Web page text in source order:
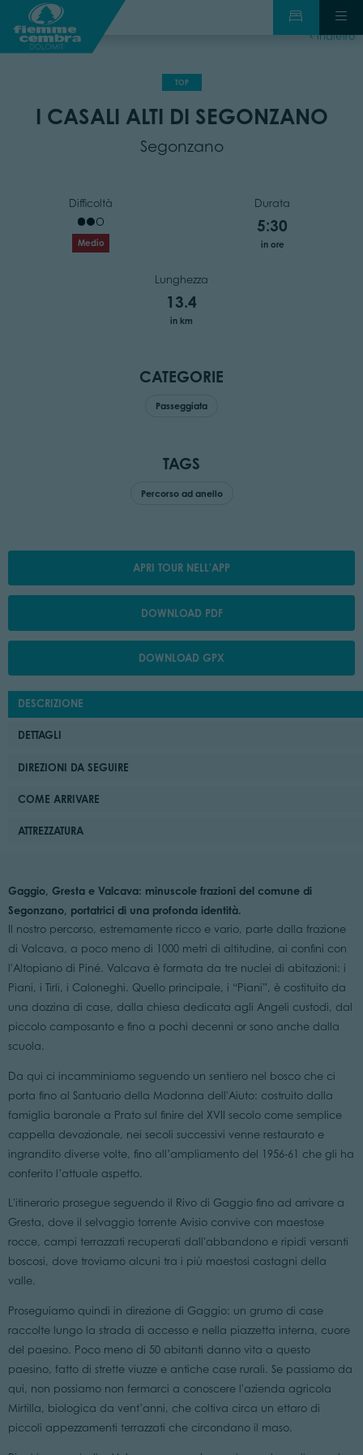
indietro
TOP
I CASALI ALTI DI SEGONZANO
Segonzano
Difficoltà
Medio
Durata
5:30
in ore
Lunghezza
13.4
in km
CATEGORIE
Passeggiata
TAGS
Percorso ad anello
APRI TOUR NELL'APP
DOWNLOAD PDF
DOWNLOAD GPX
DESCRIZIONE
DETTAGLI
DIREZIONI DA SEGUIRE
COME ARRIVARE
ATTREZZATURA
Gaggio, Gresta e Valcava: minuscole frazioni del comune di
Segonzano, portatrici di una profonda identità.
Il nostro percorso, estremamente ricco e vario, parte dalla frazione
di Valcava, a poco meno di 1000 metri di altitudine, ai confini con
l'Altopiano di Piné. Valcava è formata da tre nuclei di abitazioni: i
Piani, i Tirli, i Caloneghi. Quello principale, i “Piani”, è costituito da
una dozzina di case, dalla chiesa dedicata agli Angeli custodi, dal
piccolo camposanto e fino a pochi decenni or sono anche dalla
scuola.
Da qui ci incamminiamo seguendo un sentiero nel bosco che ci
porta fino al Santuario della Madonna dell'Aiuto: costruito dalla
famiglia baronale a Prato sul finire del XVII secolo come semplice
cappella devozionale, nei secoli successivi venne restaurato e
ingrandito diverse volte, fino all’ampliamento del 1956-61 che gli ha
conferito l’attuale aspetto.
L'itinerario prosegue seguendo il Rivo di Gaggio fino ad arrivare a
Gresta, dove il selvaggio torrente Avisio convive con maestose
rocce, campi terrazzati recuperati dall'abbandono e ripidi versanti
boscosi, dove troviamo alcuni tra i più maestosi castagni della
valle.
Proseguiamo quindi in direzione di Gaggio: un grumo di case
raccolte lungo la strada di accesso e nella piazzetta interna, cuore
del paesino. Poco meno di 50 abitanti danno vita a questo
paesino, fatto di strette viuzze e antiche case rurali. Se passiamo da
qui, non possiamo non fermarci a conoscere l'azienda agricola
Mirtilla, biologica da vent’anni, che coltiva circa un ettaro di
piccoli appezzamenti terrazzati che circondano il maso.